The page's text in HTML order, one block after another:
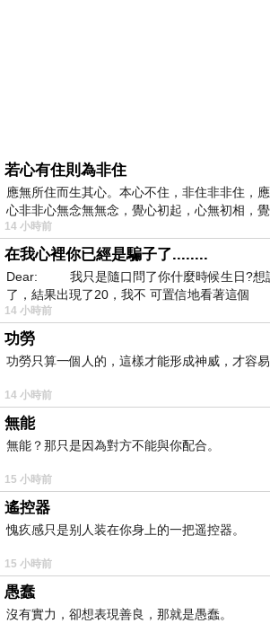
若心有住則為非住
應無所住而生其心。本心不住，非住非非住，
心非非心無念無無念，覺心初起，心無初相，
14 小時前
在我心裡你已經是騙子了........
Dear: 我只是隨口問了你什麼時候生日?想
了，結果出現了20，我不 可置信地看著這個
14 小時前
功勞
功勞只算一個人的，這樣才能形成神威，才容易
14 小時前
無能
無能？那只是因為對方不能與你配合。
15 小時前
遙控器
愧疚感只是别人装在你身上的一把遥控器。
15 小時前
愚蠢
沒有實力，卻想表現善良，那就是愚蠢。